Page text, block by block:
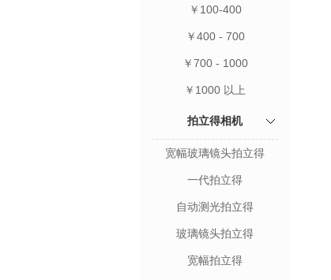
￥100-400
￥400 - 700
￥700 - 1000
￥1000 以上
拍立得相机
宽幅玻璃镜头拍立得
一代拍立得
自动测光拍立得
玻璃镜头拍立得
宽幅拍立得